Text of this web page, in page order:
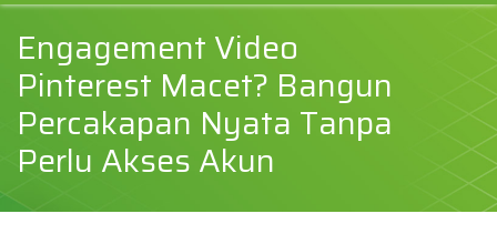
Engagement Video
Pinterest Macet? Bangun
Percakapan Nyata Tanpa
Perlu Akses Akun